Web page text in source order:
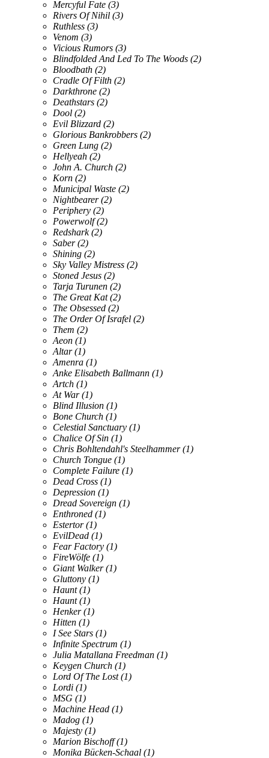
Mercyful Fate (3)
Rivers Of Nihil (3)
Ruthless (3)
Venom (3)
Vicious Rumors (3)
Blindfolded And Led To The Woods (2)
Bloodbath (2)
Cradle Of Filth (2)
Darkthrone (2)
Deathstars (2)
Dool (2)
Evil Blizzard (2)
Glorious Bankrobbers (2)
Green Lung (2)
Hellyeah (2)
John A. Church (2)
Korn (2)
Municipal Waste (2)
Nightbearer (2)
Periphery (2)
Powerwolf (2)
Redshark (2)
Saber (2)
Shining (2)
Sky Valley Mistress (2)
Stoned Jesus (2)
Tarja Turunen (2)
The Great Kat (2)
The Obsessed (2)
The Order Of Israfel (2)
Them (2)
Aeon (1)
Altar (1)
Amenra (1)
Anke Elisabeth Ballmann (1)
Artch (1)
At War (1)
Blind Illusion (1)
Bone Church (1)
Celestial Sanctuary (1)
Chalice Of Sin (1)
Chris Bohltendahl's Steelhammer (1)
Church Tongue (1)
Complete Failure (1)
Dead Cross (1)
Depression (1)
Dread Sovereign (1)
Enthroned (1)
Estertor (1)
EvilDead (1)
Fear Factory (1)
FireWölfe (1)
Giant Walker (1)
Gluttony (1)
Haunt (1)
Haunt(1)
Henker (1)
Hitten (1)
I See Stars (1)
Infinite Spectrum (1)
Julia Matallana Freedman (1)
Keygen Church (1)
Lord Of The Lost (1)
Lordi (1)
MSG (1)
Machine Head (1)
Madog (1)
Majesty (1)
Marion Bischoff (1)
Monika Bücken-Schaal (1)